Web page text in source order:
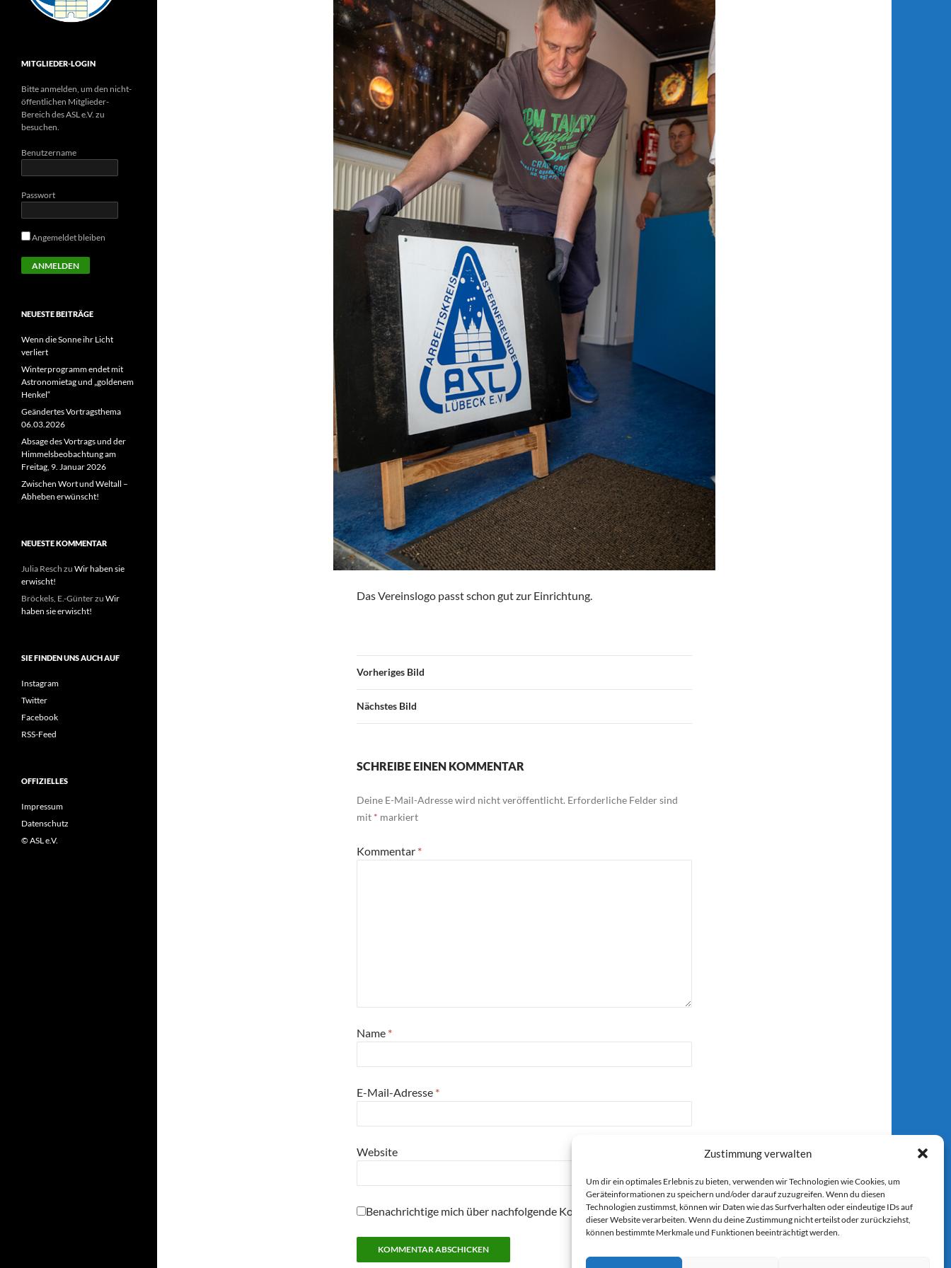
Zustimmung verwalten
Um dir ein optimales Erlebnis zu bieten, verwenden wir Technologien wie Cookies, um
Geräteinformationen zu speichern und/oder darauf zuzugreifen. Wenn du diesen
Technologien zustimmst, können wir Daten wie das Surfverhalten oder eindeutige IDs auf
dieser Website verarbeiten. Wenn du deine Zustimmung nicht erteilst oder zurückziehst,
können bestimmte Merkmale und Funktionen beeinträchtigt werden.
Das Vereinslogo passt schon gut zur Einrichtung.
Vorheriges Bild
Nächstes Bild
SCHREIBE EINEN KOMMENTAR
Deine E-Mail-Adresse wird nicht veröffentlicht. Erforderliche Felder sind
mit * markiert
Kommentar *
Name *
E-Mail-Adresse *
Website
Benachrichtige mich über nachfolgende Kommentare per E-Mail.
MITGLIEDER-LOGIN
Bitte anmelden, um den nicht-
öffentlichen Mitglieder-
Bereich des ASL e.V. zu
besuchen.
Benutzername
Passwort
Angemeldet bleiben
NEUESTE BEITRÄGE
Wenn die Sonne ihr Licht
verliert
Winterprogramm endet mit
Astronomietag und „goldenem
Henkel“
Geändertes Vortragsthema
06.03.2026
Absage des Vortrags und der
Himmelsbeobachtung am
Freitag, 9. Januar 2026
Zwischen Wort und Weltall –
Abheben erwünscht!
NEUESTE KOMMENTAR
Julia Resch zu Wir haben sie
erwischt!
Bröckels, E.-Günterzu Wir
haben sie erwischt!
SIE FINDEN UNS AUCH AUF
Instagram
Twitter
Facebook
RSS-Feed
OFFIZIELLES
Impressum
Datenschutz
© ASL e.V.